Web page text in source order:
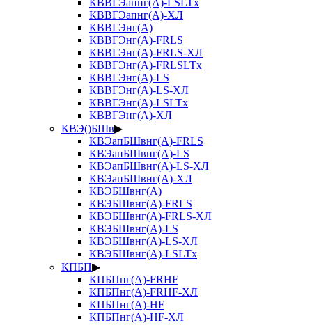
КВВГЭапнг(А)-LSLTx
КВВГЭапнг(А)-ХЛ
КВВГЭнг(А)
КВВГЭнг(А)-FRLS
КВВГЭнг(А)-FRLS-ХЛ
КВВГЭнг(А)-FRLSLTx
КВВГЭнг(А)-LS
КВВГЭнг(А)-LS-ХЛ
КВВГЭнг(А)-LSLTx
КВВГЭнг(А)-ХЛ
КВЭ()БШв▶
КВЭапБШвнг(А)-FRLS
КВЭапБШвнг(А)-LS
КВЭапБШвнг(А)-LS-ХЛ
КВЭапБШвнг(А)-ХЛ
КВЭБШвнг(А)
КВЭБШвнг(А)-FRLS
КВЭБШвнг(А)-FRLS-ХЛ
КВЭБШвнг(А)-LS
КВЭБШвнг(А)-LS-ХЛ
КВЭБШвнг(А)-LSLTx
КПБП▶
КПБПнг(А)-FRHF
КПБПнг(А)-FRHF-ХЛ
КПБПнг(А)-HF
КПБПнг(А)-HF-ХЛ